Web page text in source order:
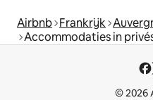
Airbnb Frankrijk
Accommodaties in
© 2026